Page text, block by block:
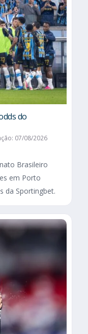
do
07/08/2026
Brasileiro
em Porto
da Sportingbet.